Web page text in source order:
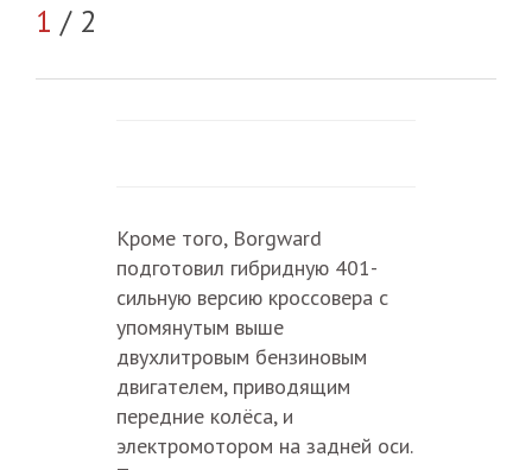
1 / 2
Кроме того, Borgward
подготовил гибридную 401-
сильную версию кроссовера с
упомянутым выше
двухлитровым бензиновым
двигателем, приводящим
передние колёса, и
электромотором на задней оси.